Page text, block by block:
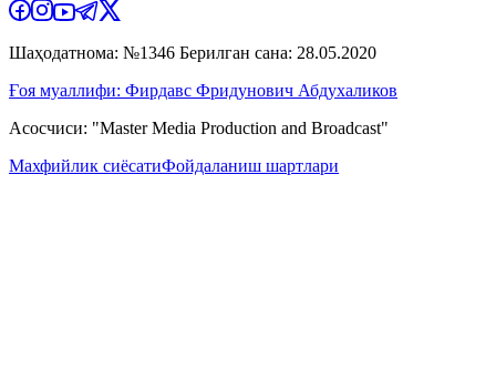
Шаҳодатнома: №1346 Берилган сана: 28.05.2020
Ғоя муаллифи: Фирдавс Фридунович Абдухаликов
Асосчиси: "Master Media Production and Broadcast"
Махфийлик сиёсатиФойдаланиш шартлари